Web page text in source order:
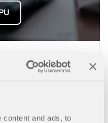
content and ads, to
cenu